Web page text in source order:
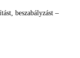
beszabályzást –